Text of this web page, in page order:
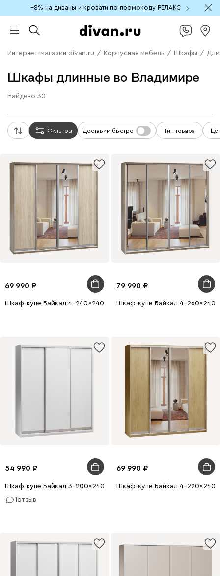
−8% на диваны и кровати по промокоду РЕЛАКС
Интернет-магазин divan.ru / Корпусная мебель / Шкафы /
Шкафы длинные во Владимире
Найдено 30
Фильтры Доставим быстро Тип товара
69 990
Шкаф-купе Байкал 4-240x240 Дуб Сонома 2 зеркала
79 990
Шкаф-купе Байкал 4-260x240
54 990
Шкаф-купе Байкал 3-200x240 Белый
1отзыв
69 990
Шкаф-купе Байкал 4-220x240